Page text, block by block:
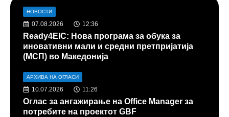
НОВОСТИ
07.08.2026 12:36
Ready4EIC: Нова програма за обука за
иновативни мали и средни претпријатија
(МСП) во Македонија
АРХИВА НА ОГЛАСИ
10.07.2026 11:26
Оглас за ангажирање на Office Manager за
потребите на проектот GBF